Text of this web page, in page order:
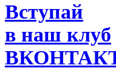
Вступай
в наш клуб